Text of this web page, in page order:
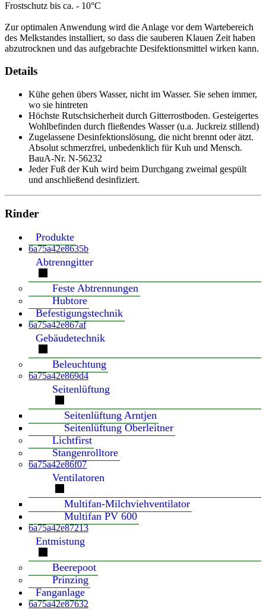
Frostschutz bis ca. - 10°C
Zur optimalen Anwendung wird die Anlage vor dem Wartebereich
des Melkstandes installiert, so dass die sauberen Klauen Zeit haben
abzutrocknen und das aufgebrachte Desifektionsmittel wirken kann.
Details
Kühe gehen übers Wasser, nicht im Wasser. Sie sehen immer,
wo sie hintreten
Höchste Rutschsicherheit durch Gitterrostboden. Gesteigertes
Wohlbefinden durch fließendes Wasser (u.a. Juckreiz stillend)
Zugelassene Desinfektionslösung, die nicht brennt oder ätzt.
Absolut schmerzfrei, unbedenklich für Kuh und Mensch.
BauA-Nr. N-56232
Jeder Fuß der Kuh wird beim Durchgang zweimal gespült
und anschließend desinfiziert.
Rinder
Produkte
6a75a42e8635b
Abtrenngitter
Feste Abtrennungen
Hubtore
Befestigungstechnik
6a75a42e867af
Gebäudetechnik
Beleuchtung
6a75a42e869d4
Seitenlüftung
Seitenlüftung Arntjen
Seitenlüftung Oberleitner
Lichtfirst
Stangenrolltore
6a75a42e86f07
Ventilatoren
Multifan-Milchviehventilator
Multifan PV 600
6a75a42e87213
Entmistung
Beerepoot
Prinzing
Fanganlage
6a75a42e87632